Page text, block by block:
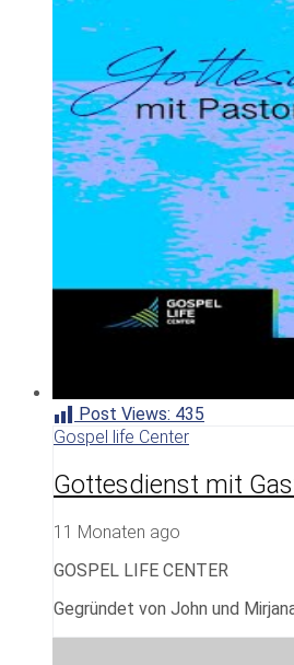
Post Views: 435
Gospel life Center
Gottesdienst mit
11 Monaten ago
GOSPEL LIFE CENTER
Gegründet von John und